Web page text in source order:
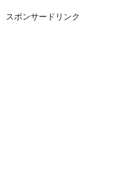
スポンサードリンク